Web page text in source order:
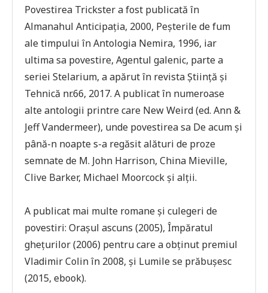
Povestirea Trickster a fost publicată în
Almanahul Anticipația, 2000, Peșterile de fum
ale timpului în Antologia Nemira, 1996, iar
ultima sa povestire, Agentul galenic, parte a
seriei Stelarium, a apărut în revista Știință și
Tehnică nr.66, 2017. A publicat în numeroase
alte antologii printre care New Weird (ed. Ann &
Jeff Vandermeer), unde povestirea sa De acum și
până-n noapte s-a regăsit alături de proze
semnate de M. John Harrison, China Mieville,
Clive Barker, Michael Moorcock și alții.
A publicat mai multe romane și culegeri de
povestiri: Orașul ascuns (2005), Împăratul
gheţurilor (2006) pentru care a obținut premiul
Vladimir Colin în 2008, și Lumile se prăbușesc
(2015, ebook).